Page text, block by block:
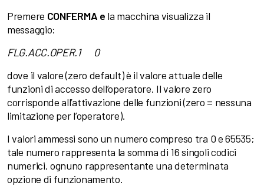
Premere CONFERMA e la macchina visualizza il
messaggio:
FLG.ACC.OPER.1 0
dove il valore (zero default) è il valore attuale delle
funzioni di accesso dell’operatore. Il valore zero
corrisponde all’attivazione delle funzioni (zero = nessuna
limitazione per l’operatore).
I valori ammessi sono un numero compreso tra 0 e 65535;
tale numero rappresenta la somma di 16 singoli codici
numerici, ognuno rappresentante una determinata
opzione di funzionamento.